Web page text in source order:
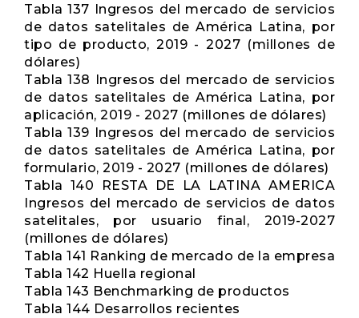
Tabla 137 Ingresos del mercado de servicios
de datos satelitales de América Latina, por
tipo de producto, 2019 - 2027 (millones de
dólares)
Tabla 138 Ingresos del mercado de servicios
de datos satelitales de América Latina, por
aplicación, 2019 - 2027 (millones de dólares)
Tabla 139 Ingresos del mercado de servicios
de datos satelitales de América Latina, por
formulario, 2019 - 2027 (millones de dólares)
Tabla 140 RESTA DE LA LATINA AMERICA
Ingresos del mercado de servicios de datos
satelitales, por usuario final, 2019-2027
(millones de dólares)
Tabla 141 Ranking de mercado de la empresa
Tabla 142 Huella regional
Tabla 143 Benchmarking de productos
Tabla 144 Desarrollos recientes